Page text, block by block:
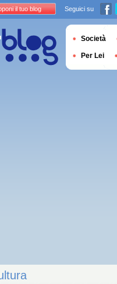
il tuo blog Seguici su
Società
Per Lei